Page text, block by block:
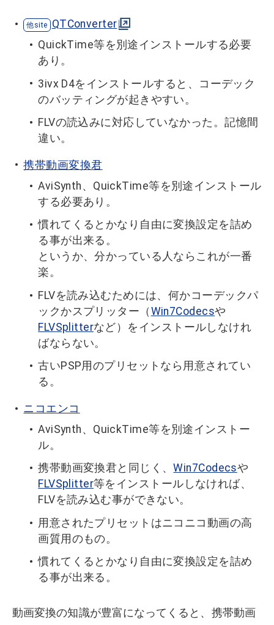
QTConverter
QuickTime等を別途インストールする必要
あり。
3ivx D4をインストールすると、コーデック
のバッティングが起きやすい。
FLVの読込みに対応していなかった。記憶間
違い。
携帯動画変換君
AviSynth、QuickTime等を別途インストール
する必要あり。
慣れてくるとかなり自由に変換設定を詰め
る事が出来る。
というか、分かっている人ならこれが一番
楽。
FLVを読み込むためには、何かコーデックパ
ックかスプリッター（ Win7Codecsや
FLVSplitterなど）をインストールしなけれ
ばならない。
古いPSP用のプリセットなら用意されてい
る。
ニコエンコ
AviSynth、QuickTime等を別途インストー
ル。
携帯動画変換君と同じく、Win7Codecsや
FLVSplitter等をインストールしなければ、
FLVを読み込む事ができない。
用意されたプリセットはニコニコ動画の高
画質用のもの。
慣れてくるとかなり自由に変換設定を詰め
る事が出来る。
動画変換の知識が豊富になってくると、携帯動画